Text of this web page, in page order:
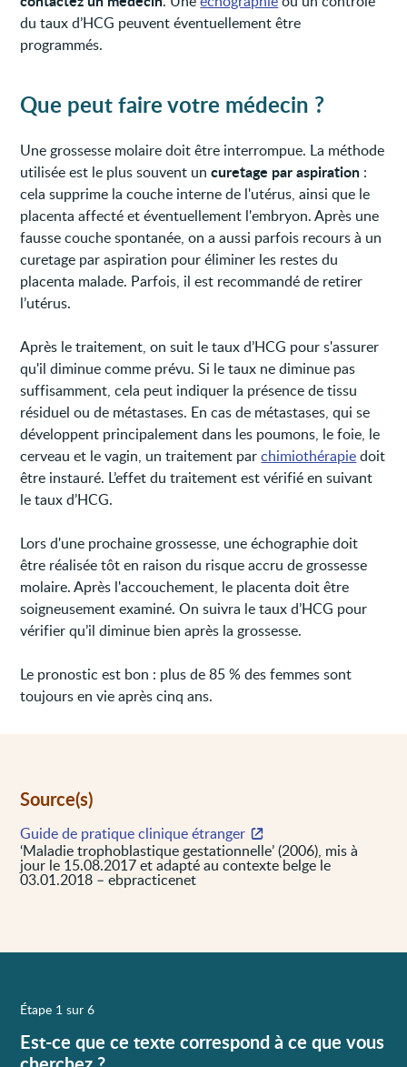
du taux d’HCG peuvent éventuellement être
programmés.
Que peut faire votre médecin ?
Une grossesse molaire doit être interrompue. La méthode
utilisée est le plus souvent uncuretage par aspiration :
cela supprime la couche interne de l'utérus, ainsi que le
placenta affecté et éventuellement l'embryon. Après une
fausse couche spontanée, on a aussi parfois recours à un
curetage par aspiration pour éliminer les restes du
placenta malade. Parfois, il est recommandé de retirer
l’utérus.
Après le traitement, on suit le taux d’HCG pour s'assurer
qu'il diminue comme prévu. Si le taux ne diminue pas
suffisamment, cela peut indiquer la présence de tissu
résiduel ou de métastases. En cas de métastases, qui se
développent principalement dans les poumons, le foie, le
cerveau et le vagin, un traitement parchimiothérapiedoit
être instauré. L’effet du traitement est vérifié en suivant
le taux d’HCG.
Lors d'une prochaine grossesse, une échographie doit
être réalisée tôt en raison du risque accru de grossesse
molaire. Après l'accouchement, le placenta doit être
soigneusement examiné. On suivra le taux d’HCG pour
vérifier qu’il diminue bien après la grossesse.
Le pronostic est bon : plus de 85 % des femmes sont
toujours en vie après cinq ans.
Source(s)
Guide de pratique clinique étranger
‘Maladie trophoblastique gestationnelle’ (2006), mis à
jour le 15.08.2017 et adapté au contexte belge le
03.01.2018 – ebpracticenet
Étape 1 sur 6
Est-ce que ce texte correspond à ce que vous